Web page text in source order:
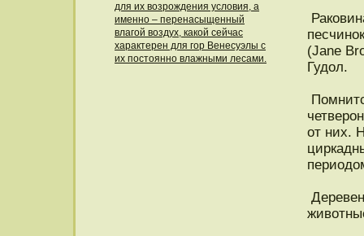
для их возрождения условия, а
именно – перенасыщенный
влагой воздух, какой сейчас
характерен для гор Венесуэлы с
их постоянно влажными лесами.
(Jane
Гудοл.
от них.